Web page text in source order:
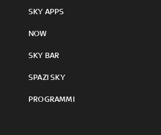
SKY APPS
NOW
SKY BAR
SPAZI SKY
PROGRAMMI